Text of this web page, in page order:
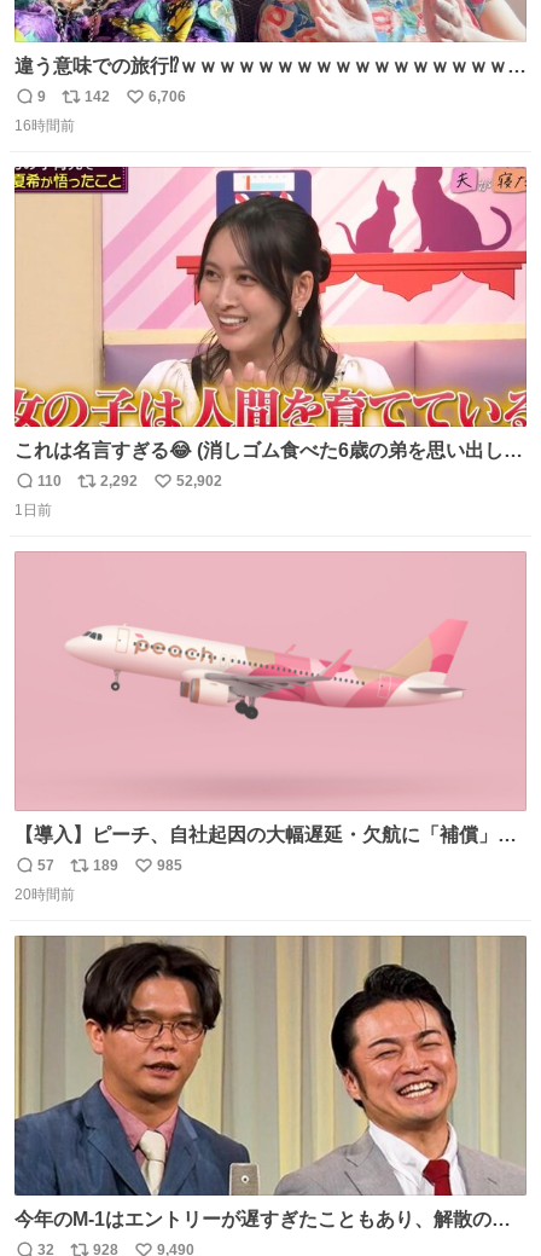
違う意味での旅行⁉️ｗｗｗｗｗｗｗｗｗｗｗｗｗｗｗｗｗｗ
ｗ
返
信
9
リ
ポ
ト
142
い
数
6,706
16時間前
これは名言すぎる😂 (消しゴム食べた6歳の弟を思い出しな
がら)
返
信
110
リ
2,292
い
52,902
1日前
【導入】ピーチ、自社起因の大幅遅延・欠航に「補償」開
始へ news.livedoor.com/article/detail… 同社に起因する理
由によって大幅遅延や欠航が発生した場合、乗客が負担し
は1人あたり上限1万円、国際線は上限2万円まで支払う。
返
信
57
リ
ポ
数
189
い
数
985
20時間前
今年のM-1はエントリーが遅すぎたこともあり、解散の可
能性を作り出してからのスタート！！ 遅くなって申し訳な
32 928
9,490